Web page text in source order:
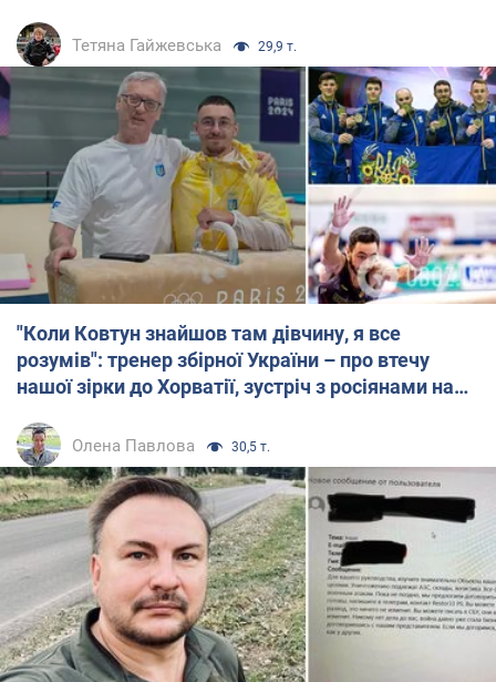
Тетяна Гайжевська 29,9 т.
"Коли Ковтун знайшов там дівчину, я все
розумів": тренер збірної України – про втечу
нашої зірки до Хорватії, зустріч з росіянами на
Олена Павлова 30,5 т.